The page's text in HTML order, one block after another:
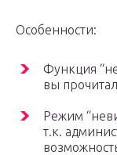
Особенности:
Функция
вы
Режим
т.к.